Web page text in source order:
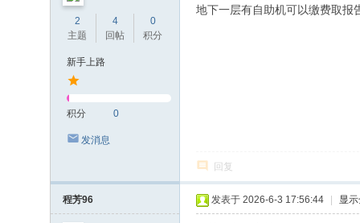
2
主题
4
回帖
0
积分
新手上路
积分 0
发消息
地下一层有自助机可以缴费取报
回复
程芳96 发表于 2026-6-3 17:56:44 显